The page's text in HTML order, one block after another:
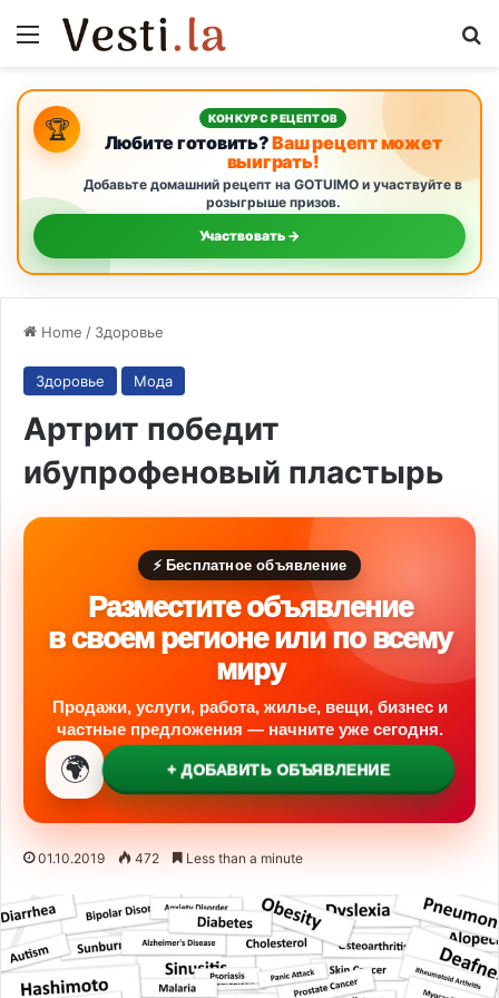
Menu
🏆 КОНКУРС РЕЦЕПТОВ
Любите готовить?Ваш рецепт может
выиграть!
Добавьте домашний рецепт на GOTUIMO и участвуйте в
розыгрыше призов.
Участвовать →
Home / Здоровье
Здоровье Мода
Артрит победит
ибупрофеновый пластырь
⚡ Бесплатное объявление
Разместите объявление
в своем регионе или по всему
миру
Продажи, услуги, работа, жилье, вещи, бизнес и
частные предложения — начните уже сегодня.
🌍 + ДОБАВИТЬ ОБЪЯВЛЕНИЕ
01.10.2019 472 Less than a minute